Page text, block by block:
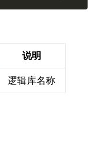
说明
逻辑库名称